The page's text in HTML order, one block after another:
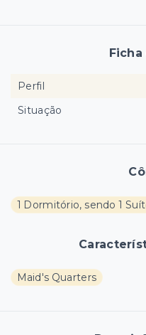
1 Dormitório, sendo 1
Maid's Quarters
Perfil
Situação